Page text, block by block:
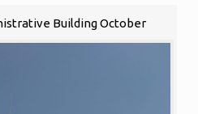
Building October